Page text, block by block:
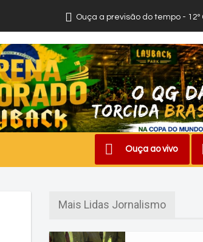
Ouça a previsão do tempo -
Ouça ao vivo
Mais Lidas Jornalismo